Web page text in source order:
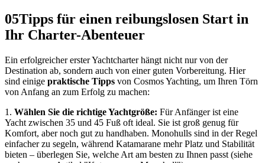
05Tipps für einen reibungslosen Start in
Ihr Charter-Abenteuer
Ein erfolgreicher erster Yachtcharter hängt nicht nur von der
Destination ab, sondern auch von einer guten Vorbereitung. Hier
sind einige praktische Tipps von Cosmos Yachting, um Ihren Törn
von Anfang an zum Erfolg zu machen:
1. Wählen Sie die richtige Yachtgröße: Für Anfänger ist eine
Yacht zwischen 35 und 45 Fuß oft ideal. Sie ist groß genug für
Komfort, aber noch gut zu handhaben. Monohulls sind in der Regel
einfacher zu segeln, während Katamarane mehr Platz und Stabilität
bieten – überlegen Sie, welche Art am besten zu Ihnen passt (siehe